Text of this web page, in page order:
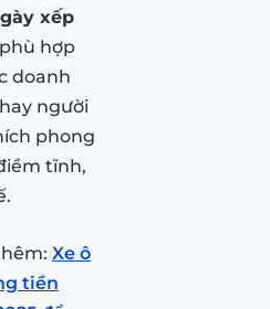
xếp
hợp
doanh
người
phong
tĩnh,
Xe ô
tiền